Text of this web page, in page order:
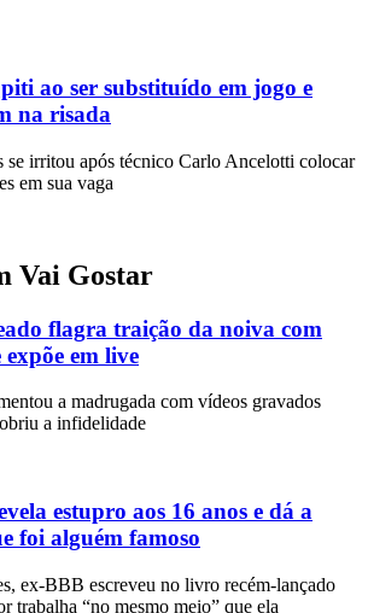
ao ser substituído em jogo e
na risada
se irritou após técnico Carlo Ancelotti colocar
em sua vaga
Vai Gostar
flagra traição da noiva com
expõe em live
a madrugada com vídeos gravados
a infidelidade
estupro aos 16 anos e dá a
foi alguém famoso
ex-BBB escreveu no livro recém-lançado
trabalha “no mesmo meio” que ela